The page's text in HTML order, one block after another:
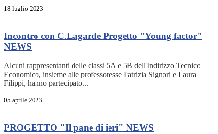
18 luglio 2023
Incontro con C.Lagarde Progetto "Young factor"
NEWS
Alcuni rappresentanti delle classi 5A e 5B dell'Indirizzo Tecnico
Economico, insieme alle professoresse Patrizia Signori e Laura
Filippi, hanno partecipato...
05 aprile 2023
PROGETTO "Il pane di ieri" NEWS